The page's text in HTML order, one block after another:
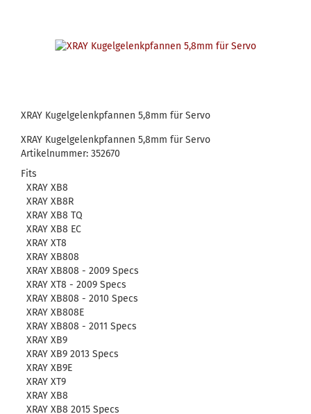
XRAY Kugelgelenkpfannen 5,8mm für Servo
XRAY Kugelgelenkpfannen 5,8mm für Servo
Artikelnummer: 352670
Fits
XRAY XB8
XRAY XB8R
XRAY XB8 TQ
XRAY XB8 EC
XRAY XT8
XRAY XB808
XRAY XB808 - 2009 Specs
XRAY XT8 - 2009 Specs
XRAY XB808 - 2010 Specs
XRAY XB808E
XRAY XB808 - 2011 Specs
XRAY XB9
XRAY XB9 2013 Specs
XRAY XB9E
XRAY XT9
XRAY XB8
XRAY XB8 2015 Specs